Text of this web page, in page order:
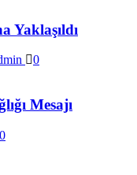
Yaklaşıldı
0
Mesajı
0